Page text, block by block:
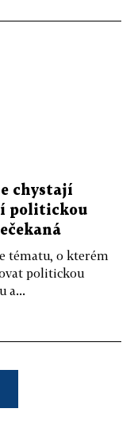
chystají
politickou
tématu, o kterém
politickou
a...